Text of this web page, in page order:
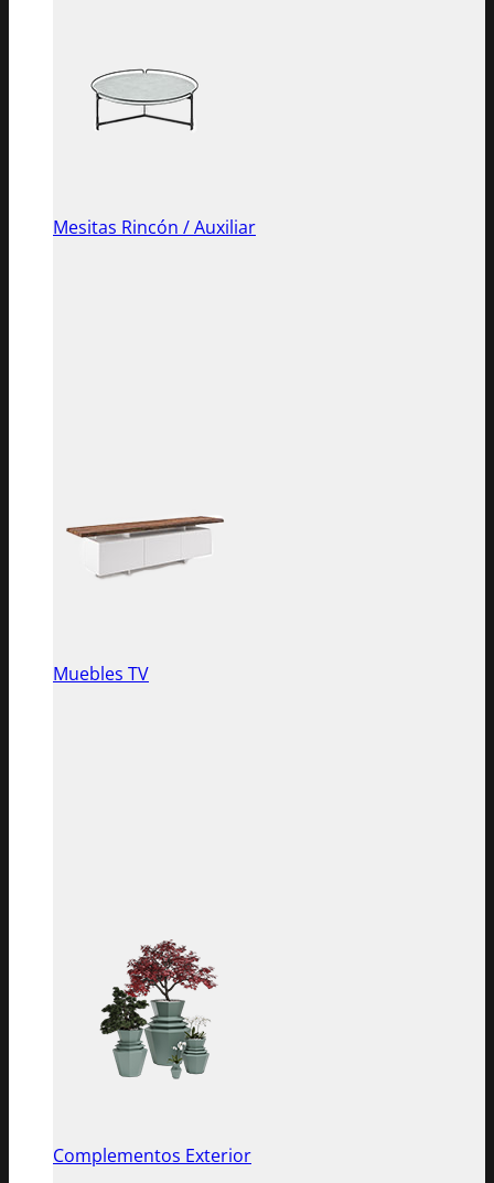
Mesitas Rincón / Auxiliar
Muebles TV
Complementos Exterior